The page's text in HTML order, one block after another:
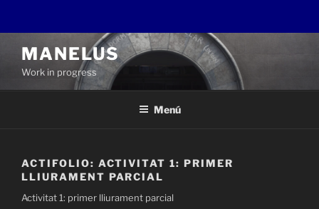
contingut
MANELUS
Work in progress
Menú
ACTIFOLIO: ACTIVITAT 1: PRIMER
LLIURAMENT PARCIAL
Activitat 1: primer lliurament parcial